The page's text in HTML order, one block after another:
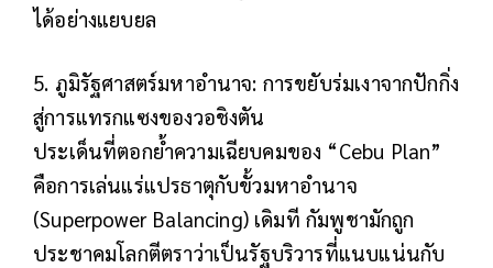
ได้อย่างแยบยล
5. ภูมิรัฐศาสตร์มหาอำนาจ: การขยับร่มเงาจากปักกิ่ง
สู่การแทรกแซงของวอชิงตัน
ประเด็นที่ตอกย้ำความเฉียบคมของ “Cebu Plan”
คือการเล่นแร่แปรธาตุกับขั้วมหาอำนาจ
(Superpower Balancing) เดิมที กัมพูชามักถูก
ประชาคมโลกตีตราว่าเป็นรัฐบริวารที่แนบแน่นกับ